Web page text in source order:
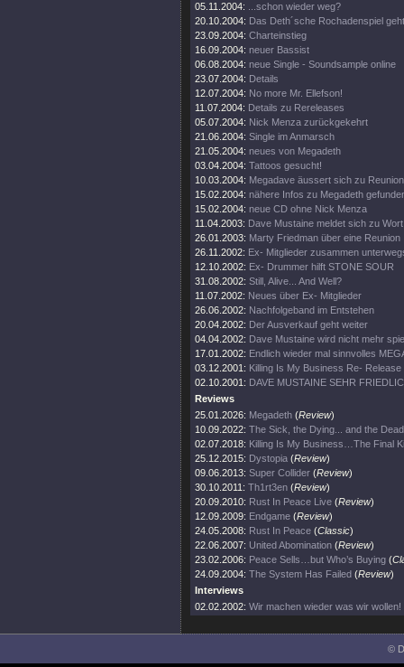
05.11.2004:
...schon wieder weg?
20.10.2004: Das Deth´sche Rochadenspiel
23.09.2004: Charteinstieg
16.09.2004: neuer Bassist
06.08.2004: neue Single - Soundsample online
23.07.2004: Details
12.07.2004: No more Mr. Ellefson!
11.07.2004: Details zu Rereleases
05.07.2004: Nick Menza zurückgekehrt
21.06.2004: Single im Anmarsch
21.05.2004: neues von Megadeth
03.04.2004: Tattoos gesucht!
10.03.2004: Megadave äussert sich zu Reunion
15.02.2004: nähere Infos zu Megadeth
15.02.2004: neue CD ohne Nick Menza
11.04.2003: Dave Mustaine meldet sich zu Wort
26.01.2003: Marty Friedman über eine Reunion
26.11.2002: Ex- Mitglieder zusammen
12.10.2002: Ex- Drummer hilft STONE SOUR
31.08.2002: Still, Alive... And Well?
11.07.2002: Neues über Ex- Mitglieder
26.06.2002: Nachfolgeband im Entstehen
20.04.2002: Der Ausverkauf geht weiter
04.04.2002: Dave Mustaine wird nicht mehr
17.01.2002: Endlich wieder mal sinnvolles
03.12.2001: Killing Is My Business Re- Release
02.10.2001: DAVE MUSTAINE SEHR
Reviews
25.01.2026: Megadeth (Review)
10.09.2022: The Sick, the Dying... and the
02.07.2018: Killing Is My Business…The Final
25.12.2015: Dystopia (Review)
09.06.2013: Super Collider (Review)
30.10.2011: Th1rt3en (Review)
20.09.2010: Rust In Peace Live (Review)
12.09.2009: Endgame (Review)
24.05.2008: Rust In Peace (Classic)
22.06.2007: United Abomination (Review)
23.02.2006: Peace Sells…but Who’s Buying (
24.09.2004: The System Has Failed (Review)
Interviews
02.02.2002: Wir machen wieder was wir wollen!
©